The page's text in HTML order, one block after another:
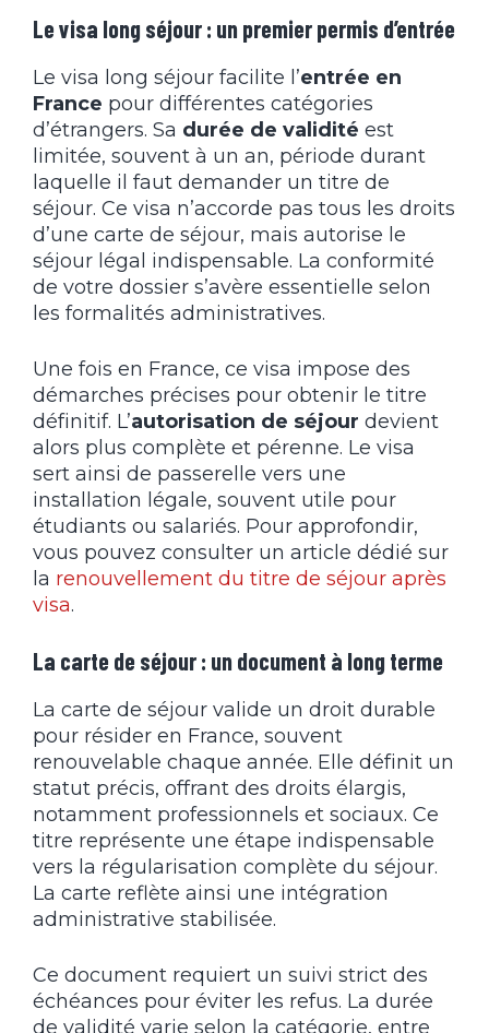
Le visa long séjour : un premier permis d’entrée
Le visa long séjour facilite l’entrée en
France pour différentes catégories
d’étrangers. Sa durée de validité est
limitée, souvent à un an, période durant
laquelle il faut demander un titre de
séjour. Ce visa n’accorde pas tous les droits
d’une carte de séjour, mais autorise le
séjour légal indispensable. La conformité
de votre dossier s’avère essentielle selon
les formalités administratives.
Une fois en France, ce visa impose des
démarches précises pour obtenir le titre
définitif. L’autorisation de séjour devient
alors plus complète et pérenne. Le visa
sert ainsi de passerelle vers une
installation légale, souvent utile pour
étudiants ou salariés. Pour approfondir,
vous pouvez consulter un article dédié sur
la renouvellement du titre de séjour après
visa.
La carte de séjour : un document à long terme
La carte de séjour valide un droit durable
pour résider en France, souvent
renouvelable chaque année. Elle définit un
statut précis, offrant des droits élargis,
notamment professionnels et sociaux. Ce
titre représente une étape indispensable
vers la régularisation complète du séjour.
La carte reflète ainsi une intégration
administrative stabilisée.
Ce document requiert un suivi strict des
échéances pour éviter les refus. La durée
de validité varie selon la catégorie, entre